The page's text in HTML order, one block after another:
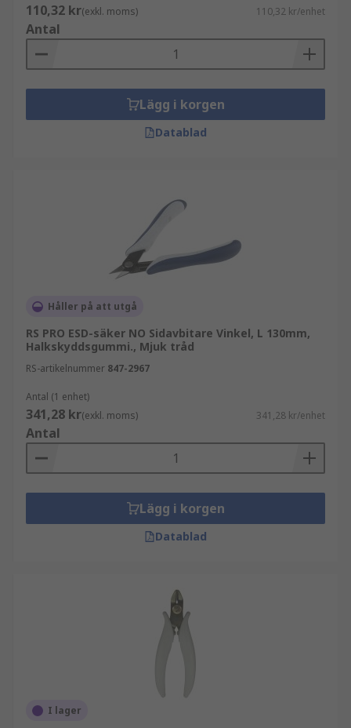
110,32 kr(exkl. moms) 110,32 kr/enhet
Antal
Lägg i korgen
Datablad
Håller på att utgå
RS PRO ESD-säker NO Sidavbitare Vinkel, L 130mm,
Halkskyddsgummi., Mjuk tråd
RS-artikelnummer 847-2967
Antal (1 enhet)
341,28 kr(exkl. moms) 341,28 kr/enhet
Antal
Lägg i korgen
Datablad
I lager